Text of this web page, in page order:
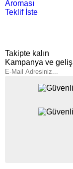
Aroması
Teklif İste
Takipte kalın
Kampanya ve